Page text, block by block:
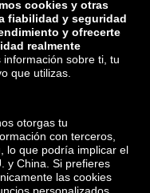
zalando-lounge.sk
zalando-lounge.hr
zalando-lounge.ee
zalando-lounge.no